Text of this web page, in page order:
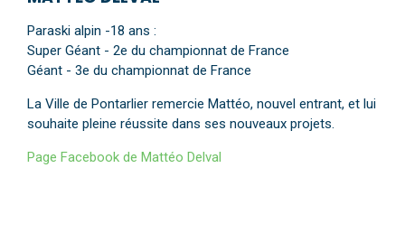
Paraski alpin -18 ans :
Super Géant - 2e du championnat de France
Géant - 3e du championnat de France
La Ville de Pontarlier remercie Mattéo, nouvel entrant, et lui
souhaite pleine réussite dans ses nouveaux projets.
Page Facebook de Mattéo Delval